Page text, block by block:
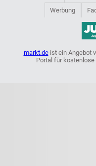
Werbung
markt.deist ein Angebot
Portal für